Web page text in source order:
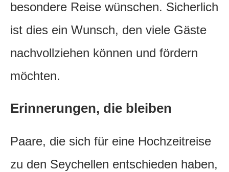
besondere Reise wünschen. Sicherlich
ist dies ein Wunsch, den viele Gäste
nachvollziehen können und fördern
möchten.
Erinnerungen, die bleiben
Paare, die sich für eine Hochzeitreise
zu den Seychellen entschieden haben,